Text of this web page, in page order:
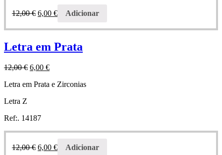
12,00€ 6,00 € Adicionar
Letra em Prata
12,00€ 6,00 €
Letra em Prata e Zirconias
Letra Z
Ref:. 14187
12,00€ 6,00 € Adicionar